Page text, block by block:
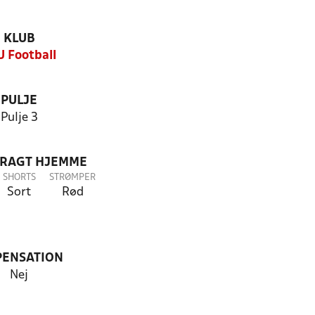
KLUB
Football
PULJE
Pulje 3
HJEMME
SHORTS
Sort
STRØMPER
Rød
Nej